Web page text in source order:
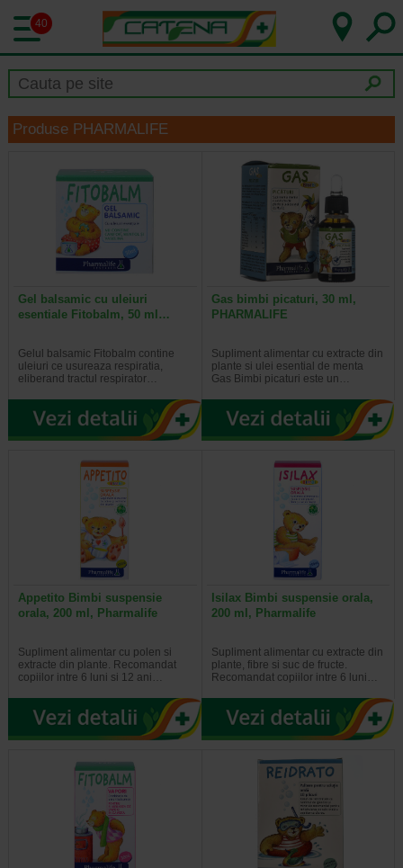
40
Produse PHARMALIFE
Gel balsamic cu uleiuri
esentiale Fitobalm, 50 ml…
Gelul balsamic Fitobalm contine
uleiuri ce usureaza respiratia,
eliberand tractul respirator…
Gas bimbi picaturi, 30 ml,
PHARMALIFE
Supliment alimentar cu extracte din
plante si ulei esential de menta
Gas Bimbi picaturi este un…
Appetito Bimbi suspensie
orala, 200 ml, Pharmalife
Supliment alimentar cu polen si
extracte din plante. Recomandat
copiilor intre 6 luni si 12 ani…
Isilax Bimbi suspensie orala,
200 ml, Pharmalife
Supliment alimentar cu extracte din
plante, fibre si suc de fructe.
Recomandat copiilor intre 6 luni…